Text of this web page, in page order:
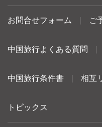
お問合せフォーム ご
中国旅行よくある質問
中国旅行条件書 相互
トピックス